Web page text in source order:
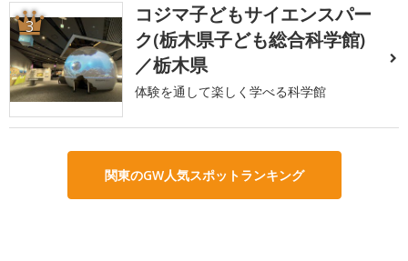
3
コジマ子どもサイエンスパー
ク(栃木県子ども総合科学館)
／栃木県
体験を通して楽しく学べる科学館
関東のGW人気スポットランキング